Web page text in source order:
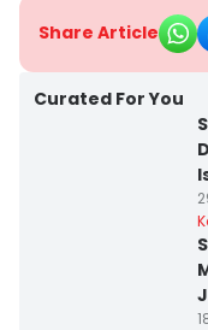
Share Article
Curated For You